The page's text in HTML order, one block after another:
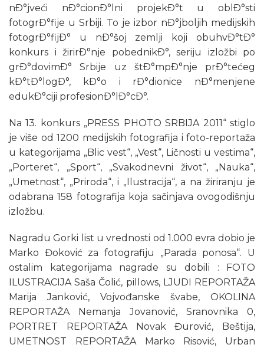
nÐ°jveći nÐ°cionÐ°lni projekÐ°t u oblÐ°sti
fotogrÐ°fije u Srbiji. To je izbor nÐ°jboljih medijskih
fotogrÐ°fijÐ° u nÐ°šoj zemlji koji obuhvÐ°tÐ°
konkurs i žirirÐ°nje pobednikÐ°, seriju izložbi po
grÐ°dovimÐ° Srbije uz štÐ°mpÐ°nje prÐ°tećeg
kÐ°tÐ°logÐ°, kÐ°o i rÐ°dionice nÐ°menjene
edukÐ°ciji profesionÐ°lÐ°cÐ°.
Na 13. konkurs „PRESS PHOTO SRBIJA 2011“ stiglo
je više od 1200 medijskih fotografija i foto-reportaža
u kategorijama „Blic vest“, „Vest“, Ličnosti u vestima“,
„Porteret“, „Sport“, „Svakodnevni život“, „Nauka“,
„Umetnost“, „Priroda“, i „Ilustracija“, a na žiriranju je
odabrana 158 fotografija koja sačinjava ovogodišnju
izložbu.
Nagradu Gorki list u vrednosti od 1.000 evra dobio je
Marko Đoković za fotografiju „Parada ponosa“. U
ostalim kategorijama nagrade su dobili : FOTO
ILUSTRACIJA Saša Čolić, pillows, LJUDI REPORTAŽA
Marija Janković, Vojvođanske švabe, OKOLINA
REPORTAŽA Nemanja Jovanović, Sranovnika 0,
PORTRET REPORTAŽA Novak Đurović, Beštija,
UMETNOST REPORTAŽA Marko Risović, Urban